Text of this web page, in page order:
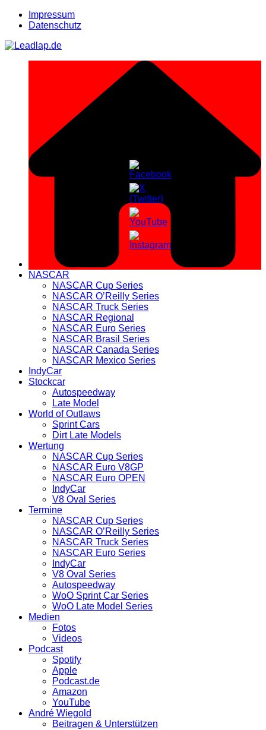
Zum
Inhalt
Impressum
Datenschutz
NASCAR
NASCAR Cup Series
NASCAR O’Reilly Series
NASCAR Truck Series
NASCAR Regional
NASCAR Euro Series
NASCAR Brasil Series
NASCAR Canada Series
NASCAR Mexico Series
IndyCar
Stockcar
Autospeedway
Late Model
World of Outlaws
Sprint Cars
Dirt Late Models
Wertung
NASCAR Cup Series
NASCAR Euro V8GP
NASCAR Euro OPEN
IndyCar
V8 Oval Series
Termine
NASCAR Cup Series
NASCAR O’Reilly Series
NASCAR Truck Series
NASCAR Euro Series
IndyCar
V8 Oval Series
Autospeedway
WoO Sprint Car Series
WoO Late Model Series
Medien
Fotos
Videos
Podcast
Spotify
Apple
Podcast.de
Amazon
YouTube
André Wiegold
Beitragen & Unterstützen